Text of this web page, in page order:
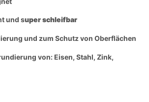
und super schleifbar
und zum Schutz von Oberflächen
von: Eisen, Stahl, Zink,